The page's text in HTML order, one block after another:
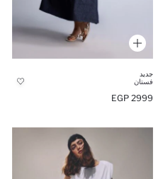
جديد
فستان
2999 EGP